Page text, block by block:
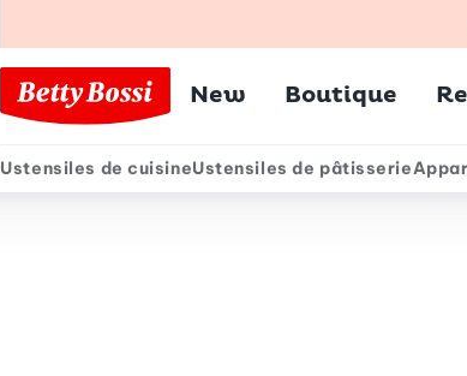
Menu principal
New Boutique
Menu secondaire
Ustensiles de cuisineUstensiles de pâtisserie